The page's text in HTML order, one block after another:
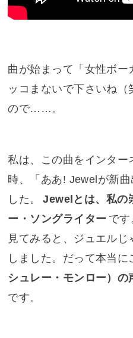
曲が始まって「女性ボー
ッコまないで下さいね
ので……。
私は、この曲をインター
時、「ああ! Jewelが新
した。
Jewelとは、私の
ー・ソングライター で
見てみると、ジュエルじ
しました。だって本当に
シュレー・モンロー）
です。